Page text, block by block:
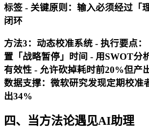
标签 - 关键原则：输入必须经过「
闭环
方法3：动态校准系统 - 执行要点
置「战略暂停」时间 - 用SWOT分
有效性 - 允许砍掉耗时前20%但产
数据支撑：微软研究发现定期校准
出34%
四、当方法论遇见AI助理